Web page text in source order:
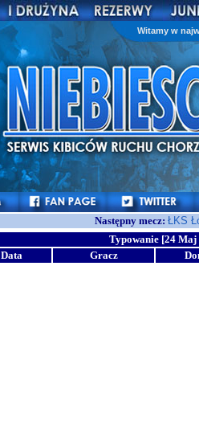
Witamy w
Następny mecz: ŁKS
Typowanie [24 Maj
Data
Gracz